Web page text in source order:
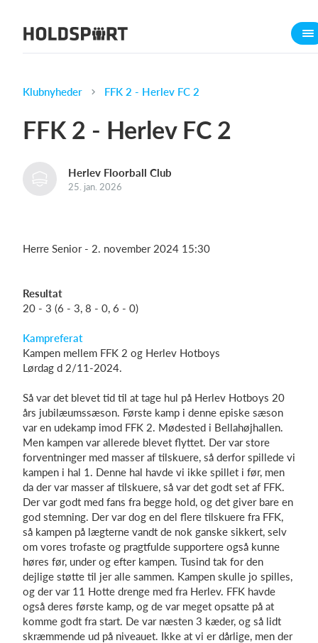
Om Holdsport
Presseomtale
Kalender
Webshop
Hvad koster det?
Klubnyheder FFK 2 - Herlev FC 2
FFK 2 - Herlev FC 2
Herlev Floorball Club
25. jan. 2026
Herre Senior - 2. november 2024 15:30
Resultat
20 - 3 (6 - 3, 8 - 0, 6 - 0)
Kampreferat
Kampen mellem FFK 2 og Herlev Hotboys
Lørdag d 2/11-2024.
Så var det blevet tid til at tage hul på Herlev Hotboys 20
års jubilæumssæson. Første kamp i denne episke sæson
var en udekamp imod FFK 2. Mødested i Bellahøjhallen.
Men kampen var allerede blevet flyttet. Der var store
forventninger med masser af tilskuere, så derfor spillede vi
kampen i hal 1. Denne hal havde vi ikke spillet i før, men
da der var masser af tilskuere, så var det godt set af FFK.
Der var godt med fans fra begge hold, og det giver bare en
god stemning. Der var dog en del flere tilskuere fra FFK,
så kampen på lægterne vandt de nok ganske sikkert, selv
om vores trofaste og pragtfulde supportere også kunne
høres før, under og efter kampen. Tusind tak for den
dejlige støtte til jer alle sammen. Kampen skulle jo spilles,
og der var 11 Hotte drenge med fra Herlev. FFK havde
også deres første kamp, og de var meget opsatte på at
komme godt fra start. De var næsten 3 kæder, og så lidt
skræmmende ud på niveauet. Ikke at vi er dårlige, men der